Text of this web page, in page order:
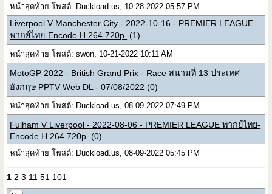
หน้าสุดท้าย โพสต์: Duckload.us, 10-28-2022 05:57 PM
Liverpool V Manchester City - 2022-10-16 - PREMIER LEAGUE
พากย์ไทย-Encode.H.264.720p. (1)
หน้าสุดท้าย โพสต์: swon, 10-21-2022 10:11 AM
MotoGP 2022 - British Grand Prix - Race สนามที่ 13 ประเทศ
อังกฤษ PPTV Web DL - 07/08/2022 (0)
หน้าสุดท้าย โพสต์: Duckload.us, 08-09-2022 07:49 PM
Fulham V Liverpool - 2022-08-06 - PREMIER LEAGUE พากย์ไทย-
Encode.H.264.720p. (0)
หน้าสุดท้าย โพสต์: Duckload.us, 08-09-2022 05:45 PM
1 2 3 11 51 101